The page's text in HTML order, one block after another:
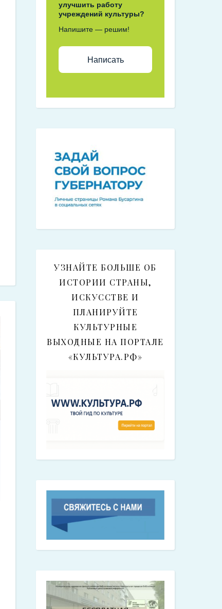
улучшить работу
учреждений культуры?
Напишите — решим!
Написать
УЗНАЙТЕ БОЛЬШЕ ОБ
ИСТОРИИ СТРАНЫ,
ИСКУССТВЕ И
ПЛАНИРУЙТЕ
КУЛЬТУРНЫЕ
ВЫХОДНЫЕ НА ПОРТАЛЕ
«КУЛЬТУРА.РФ»